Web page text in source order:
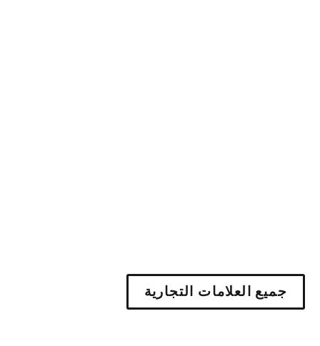
جميع العلامات التجارية